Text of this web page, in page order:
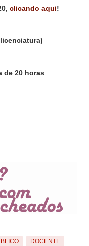
clicando aqui!
de 20 horas
DOCENTE